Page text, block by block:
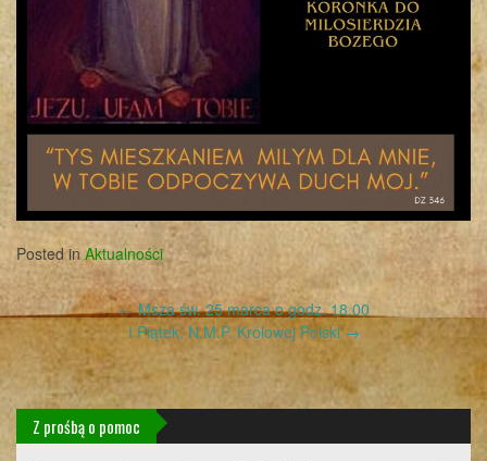
Posted inAktualności
Post
navigation
←Msza św. 25 marca o godz. 18.00
I Piątek, N.M.P. Królowej Polski→
Z prośbą o pomoc